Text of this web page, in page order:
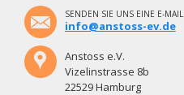
SENDEN SIE UNS EINE E-MAIL
info@anstoss-ev.de
Anstoss e.V.
Vizelinstrasse 8b
22529 Hamburg